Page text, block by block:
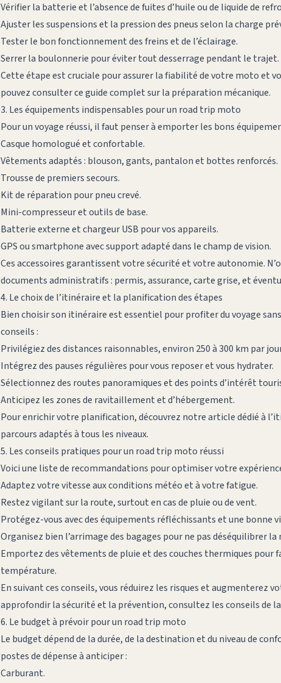
Vérifier la batterie et l’absence de fuites d’huile ou de liquide de
Ajuster les suspensions et la pression des pneus selon la charge
Tester le bon fonctionnement des freins et de l’éclairage.
Serrer la boulonnerie pour éviter tout desserrage pendant le trajet.
Cette étape est cruciale pour assurer la fiabilité de votre moto et
pouvez consulterce guide complet sur la préparation mécanique.
3. Les équipements indispensables pour un road trip moto
Pour un voyage réussi, il faut penser à emporter les bons
Casque homologué et confortable.
Vêtements adaptés : blouson, gants, pantalon et bottes renforcés.
Trousse de premiers secours.
Kit de réparation pour pneu crevé.
Mini-compresseur et outils de base.
Batterie externe et chargeur USB pour vos appareils.
GPS ou smartphone avec support adapté dans le champ de vision.
Ces accessoires garantissent votre sécurité et votre autonomie.
documents administratifs : permis, assurance, carte grise, et
4. Le choix de l’itinéraire et la planification des étapes
Bien choisir son itinéraire est essentiel pour profiter du voyage
conseils :
Privilégiez des distances raisonnables, environ 250 à 300 km par
Intégrez des pauses régulières pour vous reposer et vous hydrater.
Sélectionnez des routes panoramiques et des points d’intérêt
Anticipez les zones de ravitaillement et d’hébergement.
Pour enrichir votre planification, découvrez notre article dédié à
parcours adaptés à tous les niveaux.
5. Les conseils pratiques pour un road trip moto réussi
Voici une liste de recommandations pour optimiser votre
Adaptez votre vitesse aux conditions météo et à votre fatigue.
Restez vigilant sur la route, surtout en cas de pluie ou de vent.
Protégez-vous avec des équipements réfléchissants et une bonne
Organisez bien l’arrimage des bagages pour ne pas déséquilibrer la
Emportez des vêtements de pluie et des couches thermiques pour
température.
En suivant ces conseils, vous réduirez les risques et augmenterez
approfondir la sécurité et la prévention, consultez les conseils de
6. Le budget à prévoir pour un road trip moto
Le budget dépend de la durée, de la destination et du niveau de
postes de dépense à anticiper :
Carburant.